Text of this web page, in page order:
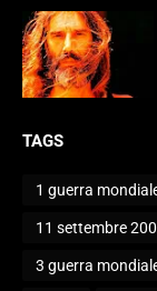
TAGS
1 guerra
11 settembre
3 guerra